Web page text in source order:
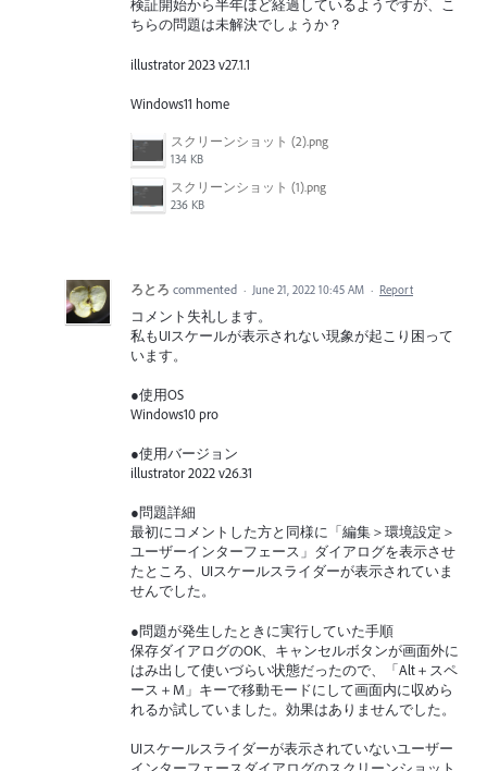
検証開始から半年ほど経過しているようですが、こ
ちらの問題は未解決でしょうか？
illustrator 2023 v27.1.1
Windows11 home
スクリーンショット (2).png
134 KB
スクリーンショット (1).png
236 KB
ろとろ commented · June 21, 2022 10:45 AM · Report
コメント失礼します。
私もUIスケールが表示されない現象が起こり困って
います。
●使用OS
Windows10 pro
●使用バージョン
illustrator 2022 v26.31
●問題詳細
最初にコメントした方と同様に「編集＞環境設定＞
ユーザーインターフェース」ダイアログを表示させ
たところ、UIスケールスライダーが表示されていま
せんでした。
●問題が発生したときに実行していた手順
保存ダイアログのOK、キャンセルボタンが画面外に
はみ出して使いづらい状態だったので、「Alt＋スペ
ース＋M」キーで移動モードにして画面内に収めら
れるか試していました。効果はありませんでした。
UIスケールスライダーが表示されていないユーザー